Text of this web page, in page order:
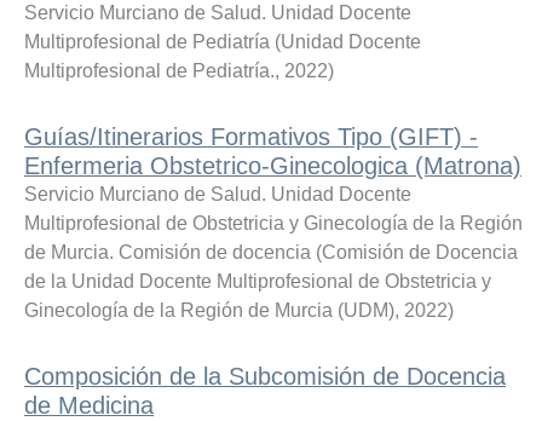
Servicio Murciano de Salud. Unidad Docente
Multiprofesional de Pediatría (Unidad Docente
Multiprofesional de Pediatría., 2022)
Guías/Itinerarios Formativos Tipo (GIFT) -
Enfermeria Obstetrico-Ginecologica (Matrona)
Servicio Murciano de Salud. Unidad Docente
Multiprofesional de Obstetricia y Ginecología de la Región
de Murcia. Comisión de docencia (Comisión de Docencia
de la Unidad Docente Multiprofesional de Obstetricia y
Ginecología de la Región de Murcia (UDM), 2022)
Composición de la Subcomisión de Docencia
de Medicina